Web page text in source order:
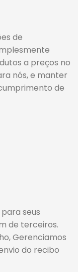
de
a preços no
nós, e manter
de
seus
de terceiros.
Gerenciamos
do recibo